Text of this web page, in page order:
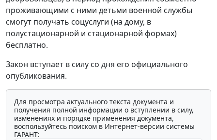
проживающими с ними детьми военной службы
смогут получать соцуслуги (на дому, в
полустационарной и стационарной формах)
бесплатно.
Закон вступает в силу со дня его официального
опубликования.
Для просмотра актуального текста документа и
получения полной информации о вступлении в силу,
изменениях и порядке применения документа,
воспользуйтесь поиском в Интернет-версии системы
ГАРАНТ: